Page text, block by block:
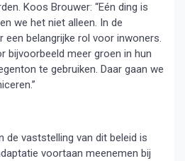
Koos Brouwer: “Eén ding is
we het niet alleen. In de
een belangrijke rol voor inwoners.
bijvoorbeeld meer groen in hun
te gebruiken. Daar gaan we
de vaststelling van dit beleid is
voortaan meenemen bij